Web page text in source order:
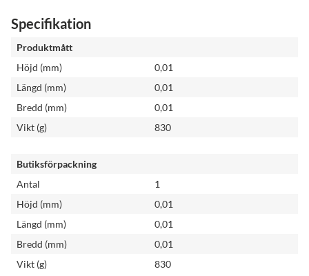
Specifikation
Produktmått
Höjd (mm)
0,01
Längd (mm)
0,01
Bredd (mm)
0,01
Vikt (g)
830
Butiksförpackning
Antal
1
Höjd (mm)
0,01
Längd (mm)
0,01
Bredd (mm)
0,01
Vikt (g)
830